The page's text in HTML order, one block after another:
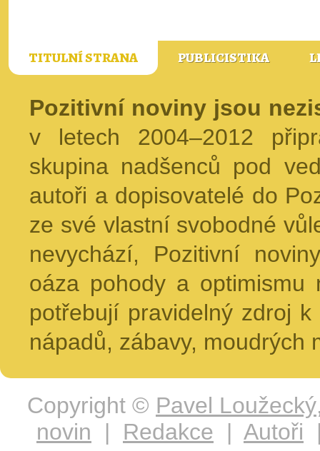
TITULNÍ STRANA PUBLICISTIKA
Pozitivní noviny jsou
v letech 2004–2012
skupina nadšenců pod
autoři a dopisovatelé do
ze své vlastní svobodné
nevychází, Pozitivní
oáza pohody a
potřebují pravidelný zdroj
nápadů, zábavy, moudrých
Copyright © Pavel Loužecký
novin | Redakce | Autoři